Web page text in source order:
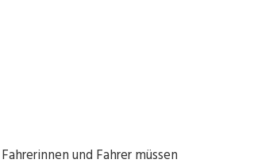
und Fahrer müssen